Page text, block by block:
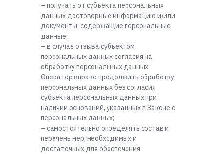
– получать от субъекта персональных
данных достоверные информацию и/или
документы, содержащие персональные
данные;
– в случае отзыва субъектом
персональных данных согласия на
обработку персональных данных
Оператор вправе продолжить обработку
персональных данных без согласия
субъекта персональных данных при
наличии оснований, указанных в Законе о
персональных данных;
– самостоятельно определять состав и
перечень мер, необходимых и
достаточных для обеспечения